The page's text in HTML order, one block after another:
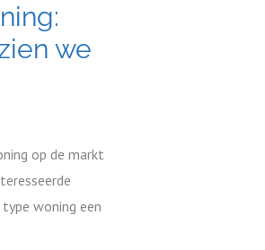
we
op de markt
woning een